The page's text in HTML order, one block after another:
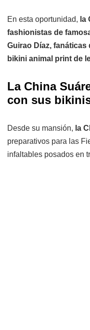
En esta oportunidad, la
fashionistas de
Guirao Díaz,
bikini animal print de
La China
con sus
Desde su mansión, la
preparativos para las
infaltables posados en